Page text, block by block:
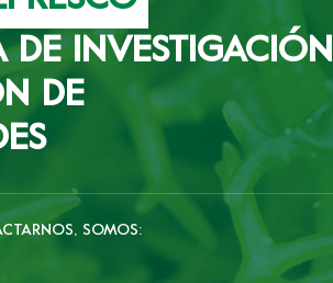
DE INVESTIGACIÓN
DE
SOMOS: